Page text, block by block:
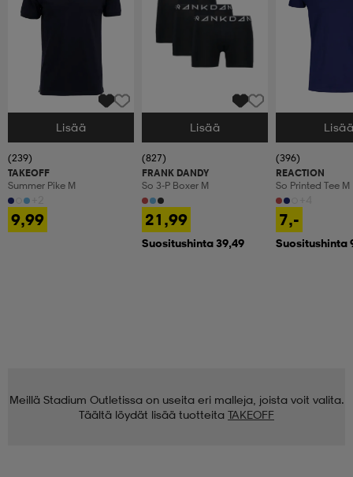
Valitse Koko
Lisää
(239)
TAKEOFF
Summer Pike M
9,99
Valitse Koko
Lisää
(827)
FRANK DANDY
So 3-P Boxer M
21,99
Suositushinta 39,49
Valitse Koko
(396)
REACTION
So Printed Tee M
7,-
Suositushinta
Meillä Stadium Outletissa on useita eri malleja, joista voit valita.
Täältä löydät lisää tuotteita TAKEOFF